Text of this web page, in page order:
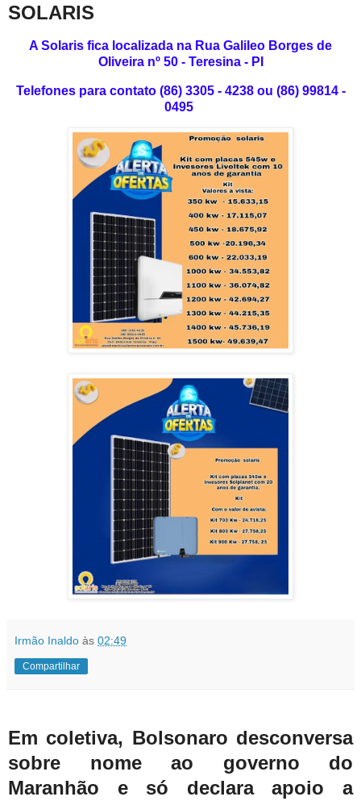
SOLARIS
A Solaris fica localizada na Rua Galileo Borges de
Oliveira nº 50 - Teresina - PI
Telefones para contato (86) 3305 - 4238 ou (86) 99814 -
0495
Irmão Inaldo às 02:49
Compartilhar
Em coletiva, Bolsonaro desconversa
sobre nome ao governo do
Maranhão e só declara apoio a